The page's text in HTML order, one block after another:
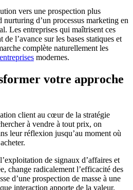
vers une prospection plus
d’un processus marketing en
Les entreprises qui maîtrisent ces
l’avance sur les bases statiques et
complète naturellement les
modernes.
votre approche
client au cœur de la stratégie
à vendre à tout prix, on
leur réflexion jusqu’au moment où
de signaux d’affaires et
change radicalement l’efficacité des
d’une prospection de masse à une
interaction apporte de la valeur.